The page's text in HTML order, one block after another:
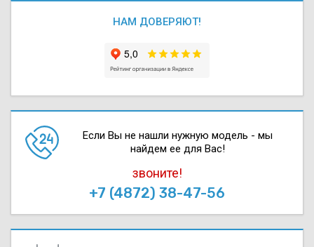
НАМ ДОВЕРЯЮТ!
Если Вы не нашли нужную модель - мы
найдем ее для Вас!
звоните!
+7 (4872) 38-47-56